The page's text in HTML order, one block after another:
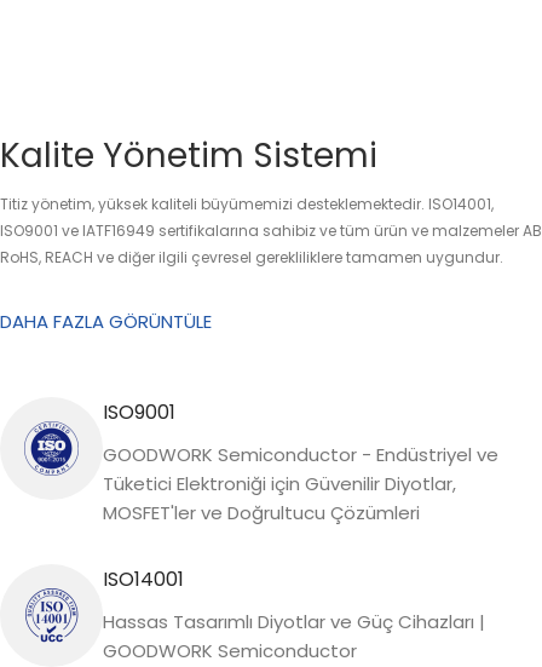
Kalite Yönetim Sistemi
Titiz yönetim, yüksek kaliteli büyümemizi desteklemektedir. ISO14001,
ISO9001 ve IATF16949 sertifikalarına sahibiz ve tüm ürün ve malzemeler AB
RoHS, REACH ve diğer ilgili çevresel gerekliliklere tamamen uygundur.
DAHA FAZLA GÖRÜNTÜLE
ISO9001
GOODWORK Semiconductor - Endüstriyel ve
Tüketici Elektroniği için Güvenilir Diyotlar,
MOSFET'ler ve Doğrultucu Çözümleri
ISO14001
Hassas Tasarımlı Diyotlar ve Güç Cihazları |
GOODWORK Semiconductor